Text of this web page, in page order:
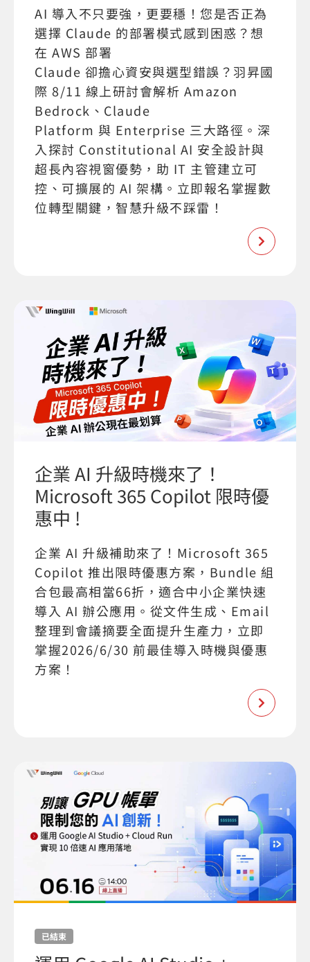
AI 導入不只要強，更要穩！您是否正為
選擇 Claude 的部署模式感到困惑？想
在 AWS 部署
Claude 卻擔心資安與選型錯誤？羽昇國
際 8/11 線上研討會解析 Amazon
Bedrock、Claude
Platform 與 Enterprise 三大路徑。深
入探討 Constitutional AI 安全設計與
超長內容視窗優勢，助 IT 主管建立可
控、可擴展的 AI 架構。立即報名掌握數
位轉型關鍵，智慧升級不踩雷！
企業 AI 升級時機來了！
Microsoft 365 Copilot 限時優
惠中 !
企業 AI 升級補助來了！Microsoft 365
Copilot 推出限時優惠方案，Bundle 組
合包最高相當66折，適合中小企業快速
導入 AI 辦公應用。從文件生成、Email
整理到會議摘要全面提升生產力，立即
掌握2026/6/30 前最佳導入時機與優惠
方案！
已結束